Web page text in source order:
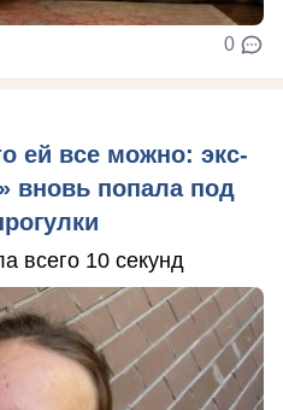
0
ей все можно: экс-
вновь попала под
всего 10 секунд